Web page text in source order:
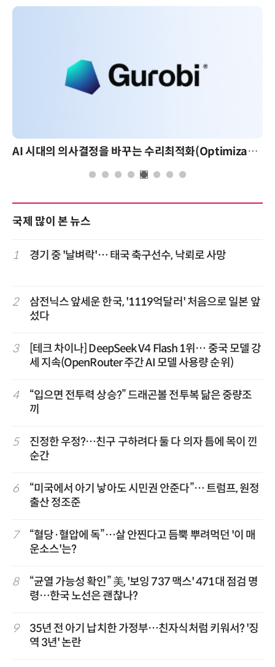
AI 시대의 의사결정을 바꾸는 수리최적화(Optimization): 실제 산업 적용 사례와 활용 전략
국제 많이 본 뉴스
1 경기 중 '날벼락'… 태국 축구선수, 낙뢰로 사망
2
삼전닉스 앞세운 한국, '1119억달러' 처음으로 일본 앞
섰다
3
[테크 차이나] DeepSeek V4 Flash 1위… 중국 모델 강
세 지속(OpenRouter 주간 AI 모델 사용량 순위)
4
“입으면 전투력 상승?” 드래곤볼 전투복 닮은 중량조
끼
5
진정한 우정?…친구 구하려다 둘 다 의자 틈에 목이 낀
순간
6
“미국에서 아기 낳아도 시민권 안준다”… 트럼프, 원정
출산 정조준
7
“혈당·혈압에 독”…살 안찐다고 듬뿍 뿌려먹던 '이 매
운소스'는?
8
“균열 가능성 확인” 美, '보잉 737 맥스' 471대 점검 명
령…한국 노선은 괜찮나?
9
35년 전 아기 납치한 가정부…친자식처럼 키워서? '징
역 3년' 논란